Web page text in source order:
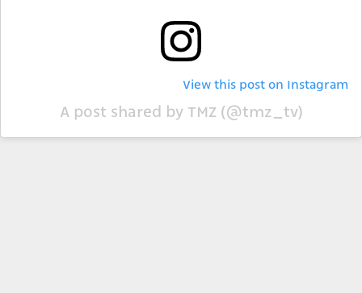
View this post on Instagram
A post shared by TMZ (@tmz_tv)